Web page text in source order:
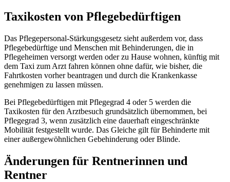
Taxikosten von Pflegebedürftigen
Das Pflegepersonal-Stärkungsgesetz sieht außerdem vor, dass
Pflegebedürftige und Menschen mit Behinderungen, die in
Pflegeheimen versorgt werden oder zu Hause wohnen, künftig mit
dem Taxi zum Arzt fahren können ohne dafür, wie bisher, die
Fahrtkosten vorher beantragen und durch die Krankenkasse
genehmigen zu lassen müssen.
Bei Pflegebedürftigen mit Pflegegrad 4 oder 5 werden die
Taxikosten für den Arztbesuch grundsätzlich übernommen, bei
Pflegegrad 3, wenn zusätzlich eine dauerhaft eingeschränkte
Mobilität festgestellt wurde. Das Gleiche gilt für Behinderte mit
einer außergewöhnlichen Gebehinderung oder Blinde.
Änderungen für Rentnerinnen und
Rentner